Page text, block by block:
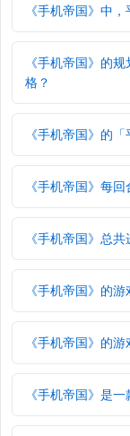
《手机帝国》中
《手机帝国》的
格？
《手机帝国》的
《手机帝国》每
《手机帝国》总
《手机帝国》的
《手机帝国》的
《手机帝国》是